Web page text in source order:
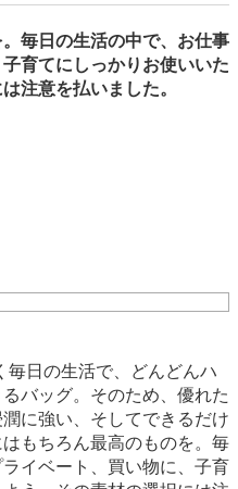
毎日の生活の中で、お仕事
育てにしっかりお使いいた
注意を払いました。
毎日の生活で、どんどんハ
バッグ。そのため、優れた
に強い、そしてできるだけ
もちろん最高のものを。毎
イベート、買い物に、子育